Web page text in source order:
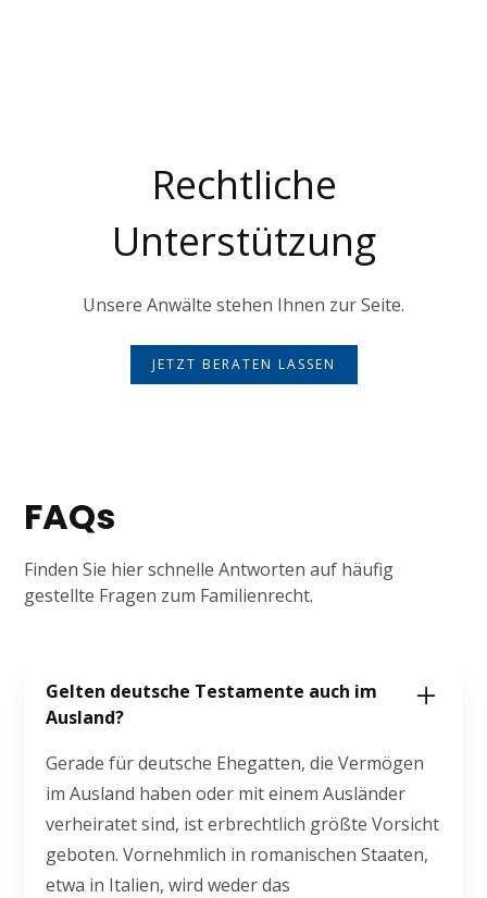
Rechtliche
Unterstützung
Unsere Anwälte stehen Ihnen zur Seite.
JETZT BERATEN LASSEN
FAQs
Finden Sie hier schnelle Antworten auf häufig
gestellte Fragen zum Familienrecht.
Gelten deutsche Testamente auch im
Ausland?
Gerade für deutsche Ehegatten, die Vermögen
im Ausland haben oder mit einem Ausländer
verheiratet sind, ist erbrechtlich größte Vorsicht
geboten. Vornehmlich in romanischen Staaten,
etwa in Italien, wird weder das